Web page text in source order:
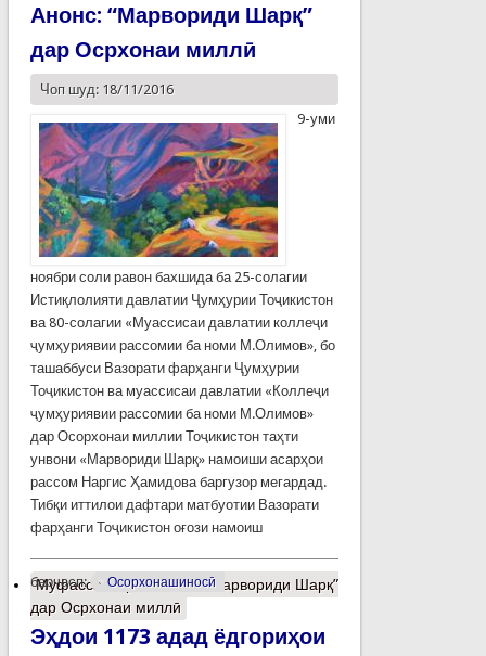
Анонс: “Марвориди Шарқ”
дар Осрхонаи миллӣ
Чоп шуд: 18/11/2016
9-уми
ноябри соли равон бахшида ба 25-солагии
Истиқлолияти давлатии Ҷумҳурии Тоҷикистон
ва 80-солагии «Муассисаи давлатии коллеҷи
ҷумҳуриявии рассомии ба номи М.Олимов», бо
ташаббуси Вазорати фарҳанги Ҷумҳурии
Тоҷикистон ва муассисаи давлатии «Коллеҷи
ҷумҳуриявии рассомии ба номи М.Олимов»
дар Осорхонаи миллии Тоҷикистон таҳти
унвони «Марвориди Шарқ» намоиши асарҳои
рассом Наргис Ҳамидова баргузор мегардад.
Тибқи иттилои дафтари матбуотии Вазорати
фарҳанги Тоҷикистон оғози намоиш
барчасп: Осорхонашиносӣ
Муфассалтаро Анонс: “Марвориди Шарқ”
дар Осрхонаи миллӣ
Эҳдои 1173 адад ёдгориҳои